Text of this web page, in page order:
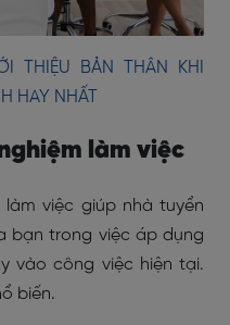
THIỆU BẢN THÂN KHI
HAY NHẤT
làm việc
việc giúp nhà tuyển
bạn trong việc áp dụng
vào công việc hiện tại.
biến.